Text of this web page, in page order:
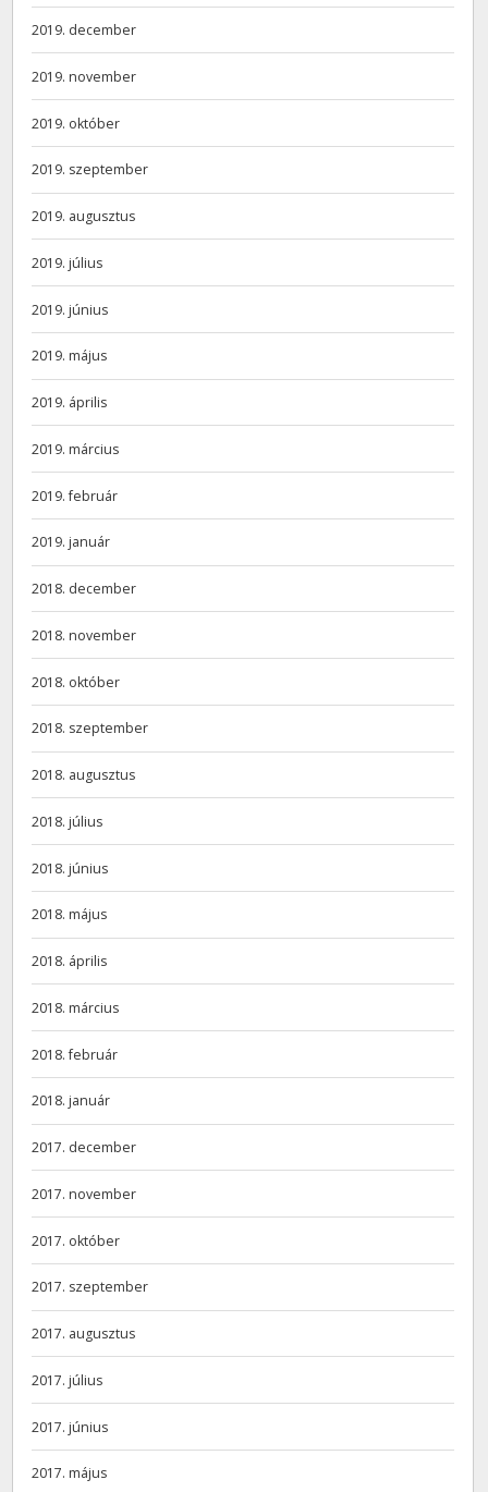
2019. december
2019. november
2019. október
2019. szeptember
2019. augusztus
2019. július
2019. június
2019. május
2019. április
2019. március
2019. február
2019. január
2018. december
2018. november
2018. október
2018. szeptember
2018. augusztus
2018. július
2018. június
2018. május
2018. április
2018. március
2018. február
2018. január
2017. december
2017. november
2017. október
2017. szeptember
2017. augusztus
2017. július
2017. június
2017. május